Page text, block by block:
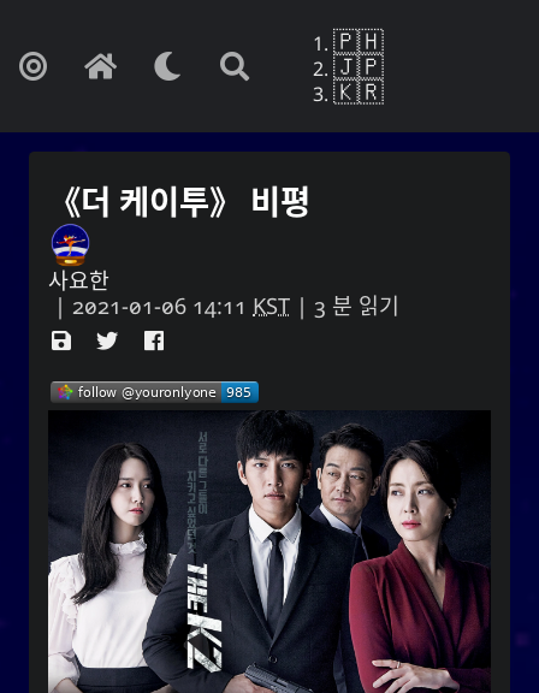
🇵🇭
🇯🇵
🇰🇷
《더 케이투》 비평
사요한
| 2021-01-06 14:11 KST | 3 분 읽기
Yohan Yukiya Sese-Cunetaㆍ사요
한・謝雪矢·ᜌᜓᜃᜒ
만약 이것이 망각의 끝이 아니라면, 나는 마치
내 인생이 바로 이 날을 끝내는 것처럼 매일 살
것입니다.
조언
자폐성
이벤트
영화
지리학